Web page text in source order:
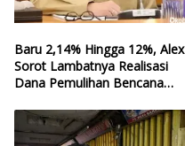
Baru 2,14% Hingga 12%, Alex
Sorot Lambatnya Realisasi
Dana Pemulihan Bencana